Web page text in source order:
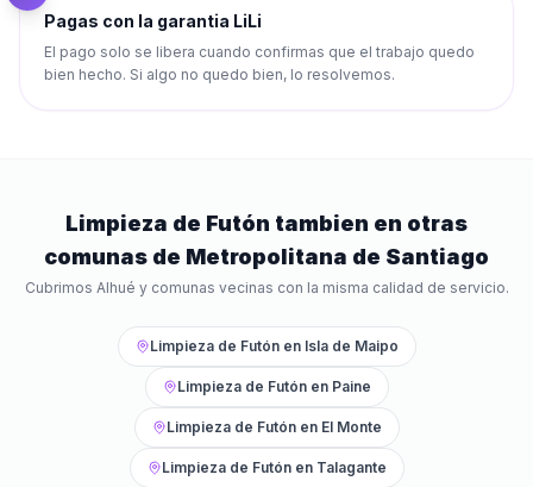
Pagas con la garantia LiLi
El pago solo se libera cuando confirmas que el trabajo quedo
bien hecho. Si algo no quedo bien, lo resolvemos.
Limpieza de Futón tambien en otras
comunas de Metropolitana de Santiago
Cubrimos Alhué y comunas vecinas con la misma calidad de servicio.
Limpieza de Futónen Isla de Maipo
Limpieza de Futónen Paine
Limpieza de Futónen El Monte
Limpieza de Futónen Talagante